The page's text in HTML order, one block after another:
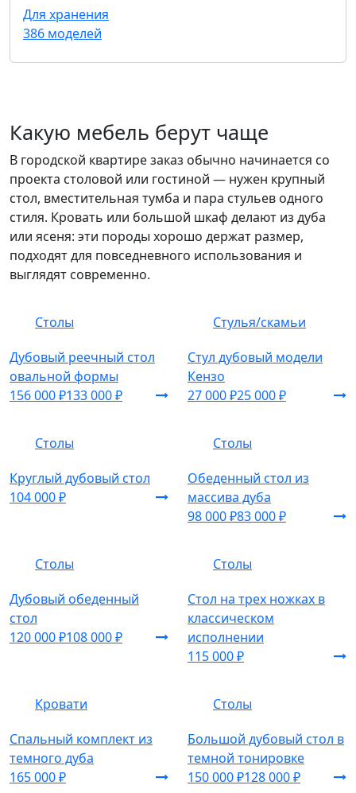
Для хранения
386 моделей
Какую мебель берут чаще
В городской квартире заказ обычно начинается со
проекта столовой или гостиной — нужен крупный
стол, вместительная тумба и пара стульев одного
стиля. Кровать или большой шкаф делают из дуба
или ясеня: эти породы хорошо держат размер,
подходят для повседневного использования и
выглядят современно.
Столы
Дубовый реечный стол
овальной формы
156 000 ₽133 000 ₽
Стулья/скамьи
Стул дубовый модели
Кензо
27 000 ₽25 000 ₽
Столы
Круглый дубовый стол
104 000 ₽
Столы
Обеденный стол из
массива дуба
98 000 ₽83 000 ₽
Столы
Дубовый обеденный
стол
120 000 ₽108 000 ₽
Столы
Стол на трех ножках в
классическом
исполнении
115 000 ₽
Кровати
Спальный комплект из
темного дуба
165 000 ₽
Столы
Большой дубовый стол в
темной тонировке
150 000 ₽128 000 ₽